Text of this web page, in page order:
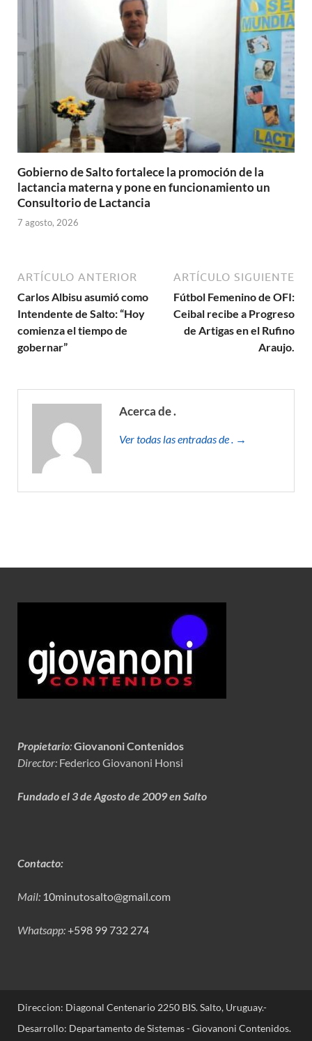
Gobierno de Salto fortalece la promoción de la
lactancia materna y pone en funcionamiento un
Consultorio de Lactancia
7 agosto, 2026
ARTÍCULO ANTERIOR
Carlos Albisu asumió como
Intendente de Salto: “Hoy
comienza el tiempo de
gobernar”
ARTÍCULO SIGUIENTE
Fútbol Femenino de OFI:
Ceibal recibe a Progreso
de Artigas en el Rufino
Araujo.
Acerca de .
Ver todas las entradas de . →
Propietario:Giovanoni Contenidos
Director: Federico Giovanoni Honsi
Fundado el 3 de Agosto de 2009 en Salto
Contacto:
Mail: 10minutosalto@gmail.com
Whatsapp:+598 99 732 274
Direccion: Diagonal Centenario 2250 BIS. Salto, Uruguay.-
Desarrollo: Departamento de Sistemas - Giovanoni Contenidos.